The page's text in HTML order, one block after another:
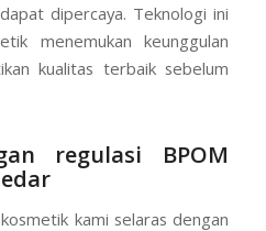
dipercaya. Teknologi ini
menemukan keunggulan
kualitas terbaik sebelum
regulasi BPOM
kami selaras dengan